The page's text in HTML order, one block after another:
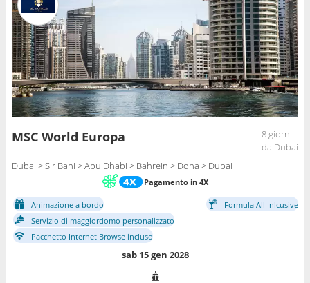
MSC World Europa
8 giorni
da Dubai
Dubai > Sir Bani > Abu Dhabi > Bahrein > Doha > Dubai
Pagamento in 4X
Animazione a bordo
Formula All Inlcusive
Servizio di maggiordomo personalizzato
Pacchetto Internet Browse incluso
sab 15 gen 2028